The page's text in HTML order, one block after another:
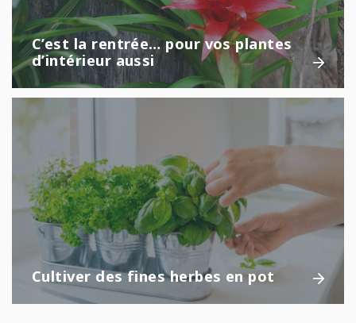
C’est la rentrée… pour vos plantes
d’intérieur aussi
Cultiver des fines herbes en pot